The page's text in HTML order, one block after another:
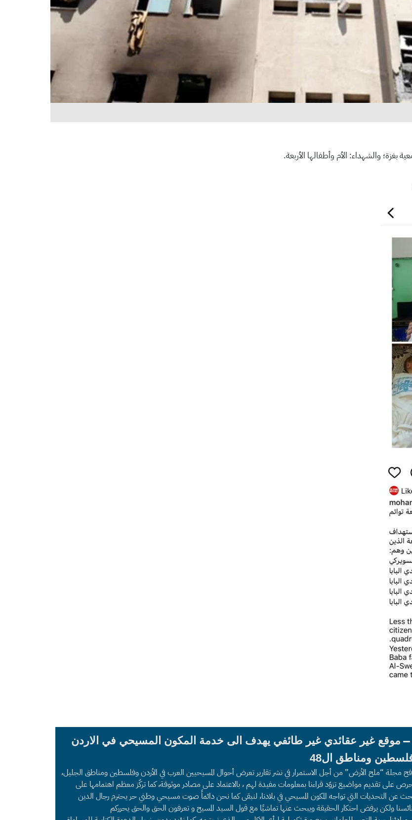
والشهداء: الأم وأطفالها الأربعة.
موقع غير عقائدي غير طائفي يهدف الى خدمة المكون المسيحي في الاردن
ومناطق ال48
مجلة “ملح الأرض” من أجل الاستمرار في نشر تقارير تعرض أحوال المسيحيين العرب في الأردن وفلسطين ومناطق الجليل،
على تقديم مواضيع تزوّد قراءنا بمعلومات مفيدة لهم ، بالاعتماد على مصادر موثوقة، كما تركّز معظم اهتمامها على
عن التحديات التي تواجه المكون المسيحي في بلادنا، لنبقى كما نحن دائماً صوت مسيحي وطني حر يحترم رجال الدين
ولكن يرفض احتكار الحقيقة ويبحث عنها تماشيًا مع قول السيد المسيح و تعرفون الحق والحق يحرركم